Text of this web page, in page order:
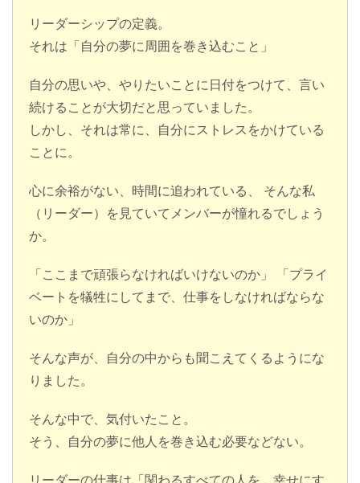
リーダーシップの定義。
それは「自分の夢に周囲を巻き込むこと」
自分の思いや、やりたいことに日付をつけて、言い
続けることが大切だと思っていました。
しかし、それは常に、自分にストレスをかけている
ことに。
心に余裕がない、時間に追われている、 そんな私
（リーダー）を見ていてメンバーが憧れるでしょう
か。
「ここまで頑張らなければいけないのか」 「プライ
ベートを犠牲にしてまで、仕事をしなければならな
いのか」
そんな声が、自分の中からも聞こえてくるようにな
りました。
そんな中で、気付いたこと。
そう、自分の夢に他人を巻き込む必要などない。
リーダーの仕事は「関わるすべての人を、幸せにす